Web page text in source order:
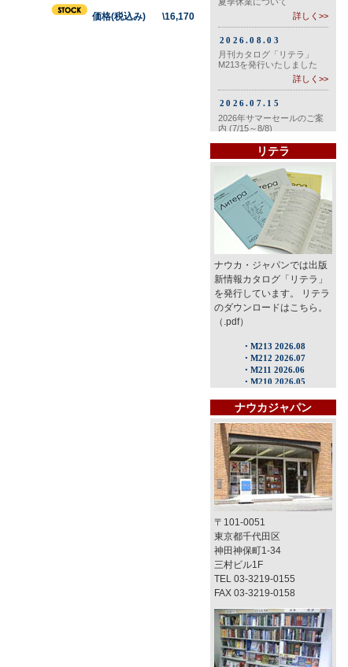
価格(税込み) \16,170
リテラ
ナウカ・ジャパンでは出版
新情報カタログ「リテラ」
を発行しています。 リテラ
のダウンロードはこちら。
（.pdf）
ナウカジャパン
〒101-0051
東京都千代田区
神田神保町1-34
三村ビル1F
TEL 03-3219-0155
FAX 03-3219-0158